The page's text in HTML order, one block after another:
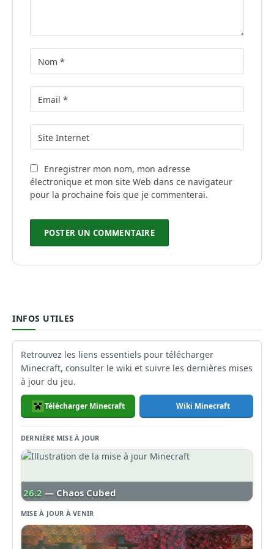
Enregistrer mon nom, mon adresse
électronique et mon site Web dans ce navigateur
pour la prochaine fois que je commenterai.
INFOS UTILES
Retrouvez les liens essentiels pour télécharger
Minecraft, consulter le wiki et suivre les dernières mises
à jour du jeu.
Télécharger Minecraft Wiki Minecraft
DERNIÈRE MISE À JOUR
26.2 — Chaos Cubed
MISE À JOUR À VENIR